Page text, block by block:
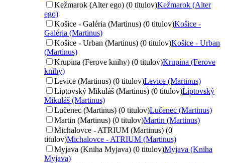
Kežmarok (Alter ego) (0 titulov)Kežmarok (Alter
ego)
Košice - Galéria (Martinus) (0 titulov)Košice -
Galéria (Martinus)
Košice - Urban (Martinus) (0 titulov)Košice - Urban
(Martinus)
Krupina (Ferove knihy) (0 titulov)Krupina (Ferove
knihy)
Levice (Martinus) (0 titulov)Levice (Martinus)
Liptovský Mikuláš (Martinus) (0 titulov)Liptovský
Mikuláš (Martinus)
Lučenec (Martinus) (0 titulov)Lučenec (Martinus)
Martin (Martinus) (0 titulov)Martin (Martinus)
Michalovce - ATRIUM (Martinus) (0
titulov)Michalovce - ATRIUM (Martinus)
Myjava (Kniha Myjava) (0 titulov)Myjava (Kniha
Myjava)